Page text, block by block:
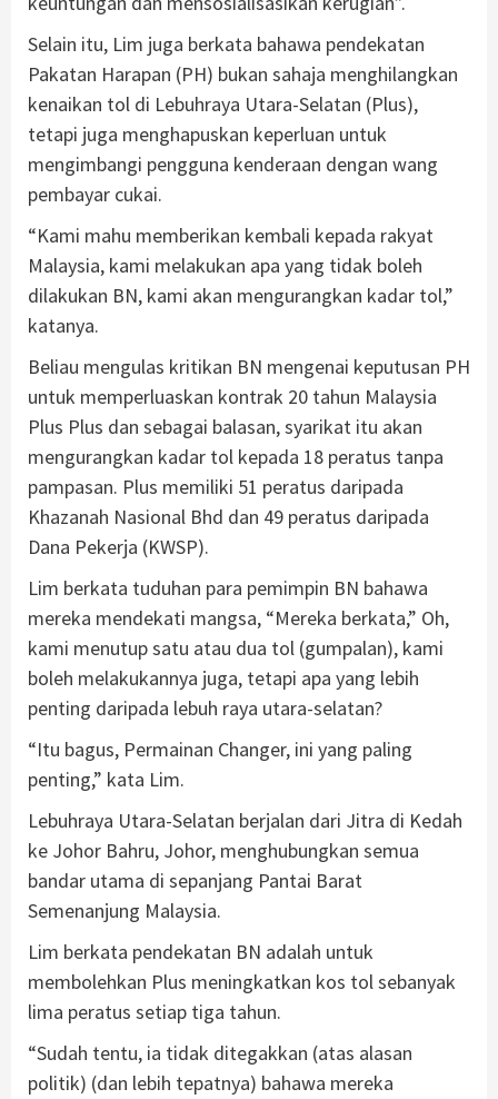
Selain itu, Lim juga berkata bahawa pendekatan
Pakatan Harapan (PH) bukan sahaja menghilangkan
kenaikan tol di Lebuhraya Utara-Selatan (Plus),
tetapi juga menghapuskan keperluan untuk
mengimbangi pengguna kenderaan dengan wang
pembayar cukai.
“Kami mahu memberikan kembali kepada rakyat
Malaysia, kami melakukan apa yang tidak boleh
dilakukan BN, kami akan mengurangkan kadar tol,”
katanya.
Beliau mengulas kritikan BN mengenai keputusan PH
untuk memperluaskan kontrak 20 tahun Malaysia
Plus Plus dan sebagai balasan, syarikat itu akan
mengurangkan kadar tol kepada 18 peratus tanpa
pampasan. Plus memiliki 51 peratus daripada
Khazanah Nasional Bhd dan 49 peratus daripada
Dana Pekerja (KWSP).
Lim berkata tuduhan para pemimpin BN bahawa
mereka mendekati mangsa, “Mereka berkata,” Oh,
kami menutup satu atau dua tol (gumpalan), kami
boleh melakukannya juga, tetapi apa yang lebih
penting daripada lebuh raya utara-selatan?
“Itu bagus, Permainan Changer, ini yang paling
penting,” kata Lim.
Lebuhraya Utara-Selatan berjalan dari Jitra di Kedah
ke Johor Bahru, Johor, menghubungkan semua
bandar utama di sepanjang Pantai Barat
Semenanjung Malaysia.
Lim berkata pendekatan BN adalah untuk
membolehkan Plus meningkatkan kos tol sebanyak
lima peratus setiap tiga tahun.
“Sudah tentu, ia tidak ditegakkan (atas alasan
politik) (dan lebih tepatnya) bahawa mereka